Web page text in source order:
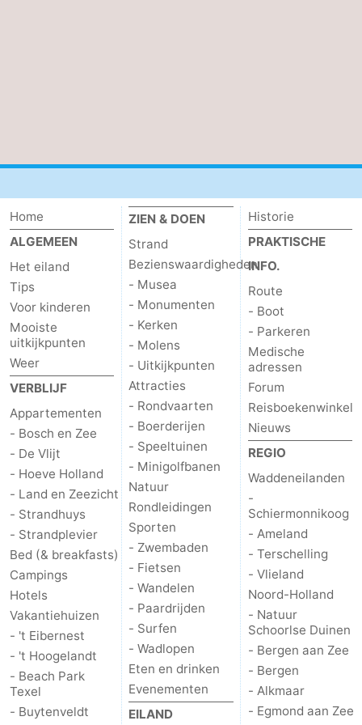
Schiermonnikoog
-
Ameland
-
Terschelling
-
Vlieland
Noord-
Holland
-
Natuur
Schoorlse
Duinen
-
Bergen
aan
Zee
-
Bergen
Alkmaar
Egmond
aan
Zee
-
Noordhollands
duinreservaat
-
Wijk
aan
Zee
-
Natuur
Zuid-
Kennermerland
Amsterdam
-
Haarlem
Home
ALGEMEEN
Het eiland
Tips
Voor kinderen
Mooiste
uitkijkpunten
Weer
VERBLIJF
Appartementen
- Bosch en Zee
- De Vlijt
- Hoeve Holland
- Land en Zeezicht
- Strandhuys
- Strandplevier
Bed (& breakfasts)
Campings
Hotels
Vakantiehuizen
- 't Eibernest
- 't Hoogelandt
- Beach Park
Texel
- Buytenveldt
ZIEN & DOEN
Strand
Bezienswaardigheden
- Musea
- Monumenten
- Kerken
- Molens
- Uitkijkpunten
Attracties
- Rondvaarten
- Boerderijen
- Speeltuinen
- Minigolfbanen
Natuur
Rondleidingen
Sporten
- Zwembaden
- Fietsen
- Wandelen
- Paardrijden
- Surfen
- Wadlopen
Eten en drinken
Evenementen
EILAND
Historie
PRAKTISCHE
INFO.
Route
- Boot
- Parkeren
Medische
adressen
Forum
Reisboekenwinkel
Nieuws
REGIO
Waddeneilanden
-
Schiermonnikoog
- Ameland
- Terschelling
- Vlieland
Noord-Holland
- Natuur
Schoorlse Duinen
- Bergen aan Zee
- Bergen
- Alkmaar
- Egmond aan Zee